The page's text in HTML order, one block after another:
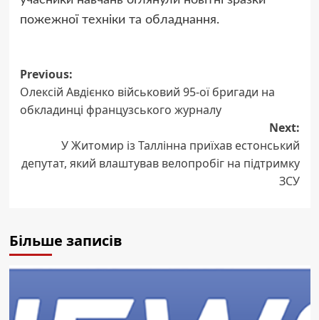
пожежної техніки та обладнання.
Post
navigation
Previous:
Олексій Авдієнко військовий 95-ої бригади на
обкладинці французського журналу
Next:
У Житомир із Таллінна приїхав естонський
депутат, який влаштував велопробіг на підтримку
ЗСУ
Більше записів